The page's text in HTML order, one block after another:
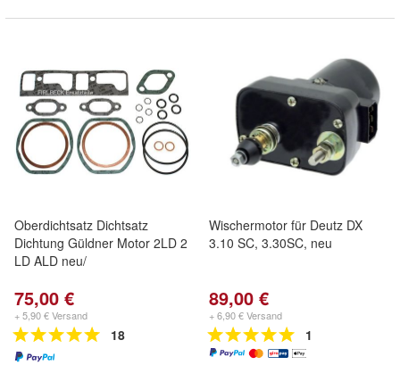
Oberdichtsatz Dichtsatz
Dichtung Güldner Motor 2LD 2
LD ALD neu/
75,00 €
+ 5,90 € Versand
18
Wischermotor für Deutz DX
3.10 SC, 3.30SC, neu
89,00 €
+ 6,90 € Versand
1